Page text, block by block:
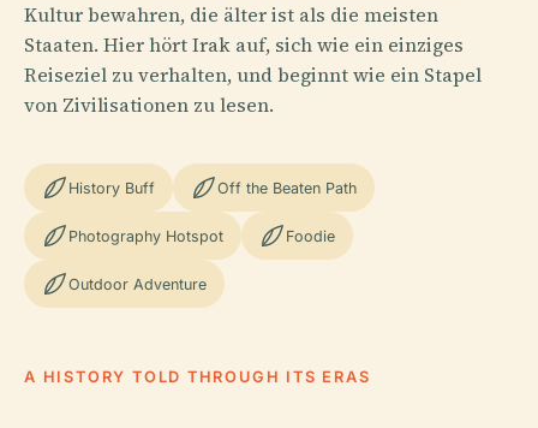
Kultur bewahren, die älter ist als die meisten
Staaten. Hier hört Irak auf, sich wie ein einziges
Reiseziel zu verhalten, und beginnt wie ein Stapel
von Zivilisationen zu lesen.
History Buff Off the Beaten Path
Photography Hotspot Foodie
Outdoor Adventure
A HISTORY TOLD THROUGH ITS ERAS